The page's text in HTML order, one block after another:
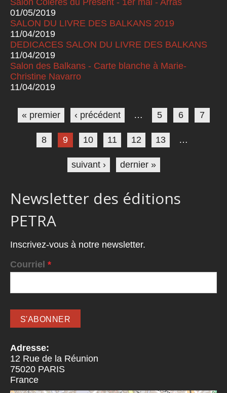
Salon Colères du Présent - 1er mai - Arras
01/05/2019
SALON DU LIVRE DES BALKANS 2019
11/04/2019
DEDICACES SALON DU LIVRE DES BALKANS
11/04/2019
Salon des Balkans - Carte blanche à Marie-
Christine Navarro
11/04/2019
Pages
« premier ‹ précédent … 5 6 7
8 9 10 11 12 13 …
suivant › dernier »
Newsletter des éditions
PETRA
Inscrivez-vous à notre newsletter.
Courriel *
Adresse:
12 Rue de la Réunion
75020 PARIS
France